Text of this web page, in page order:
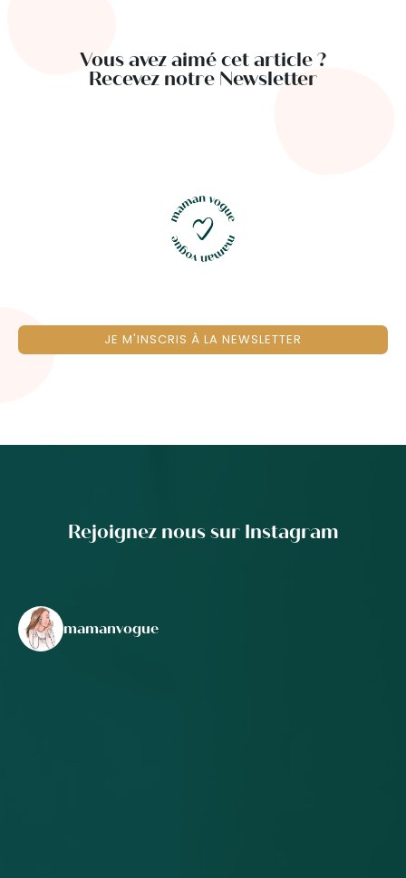
Vous avez aimé cet article ?
Recevez notre Newsletter
JE M'INSCRIS À LA NEWSLETTER
Rejoignez nous sur Instagram
mamanvogue